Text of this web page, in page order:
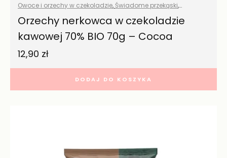
Owoce i orzechy w czekoladzie, Świadome przekąski,
Wszystkie produkty
Orzechy nerkowca w czekoladzie
kawowej 70% BIO 70g – Cocoa
12,90 zł
DODAJ DO KOSZYKA